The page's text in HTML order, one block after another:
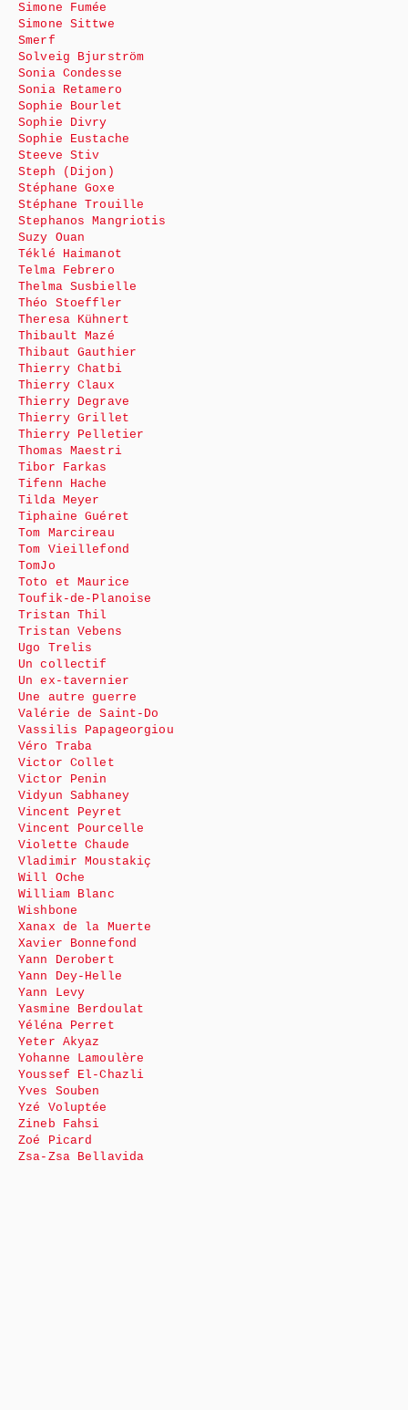
Simone Fumée
Simone Sittwe
Smerf
Solveig Bjurström
Sonia Condesse
Sonia Retamero
Sophie Bourlet
Sophie Divry
Sophie Eustache
Steeve Stiv
Steph (Dijon)
Stéphane Goxe
Stéphane Trouille
Stephanos Mangriotis
Suzy Ouan
Téklé Haimanot
Telma Febrero
Thelma Susbielle
Théo Stoeffler
Theresa Kühnert
Thibault Mazé
Thibaut Gauthier
Thierry Chatbi
Thierry Claux
Thierry Degrave
Thierry Grillet
Thierry Pelletier
Thomas Maestri
Tibor Farkas
Tifenn Hache
Tilda Meyer
Tiphaine Guéret
Tom Marcireau
Tom Vieillefond
TomJo
Toto et Maurice
Toufik-de-Planoise
Tristan Thil
Tristan Vebens
Ugo Trelis
Un collectif
Un ex-tavernier
Une autre guerre
Valérie de Saint-Do
Vassilis Papageorgiou
Véro Traba
Victor Collet
Victor Penin
Vidyun Sabhaney
Vincent Peyret
Vincent Pourcelle
Violette Chaude
Vladimir Moustakiç
Will Oche
William Blanc
Wishbone
Xanax de la Muerte
Xavier Bonnefond
Yann Derobert
Yann Dey-Helle
Yann Levy
Yasmine Berdoulat
Yéléna Perret
Yeter Akyaz
Yohanne Lamoulère
Youssef El-Chazli
Yves Souben
Yzé Voluptée
Zineb Fahsi
Zoé Picard
Zsa-Zsa Bellavida